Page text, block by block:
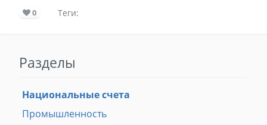
0 Теги:
Разделы
Национальные счета
Промышленность